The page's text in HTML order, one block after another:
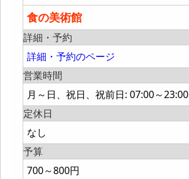
食の美術館
詳細・予約
詳細・予約のページ
営業時間
月～日、祝日、祝前日: 07:00～23:00
定休日
なし
予算
700～800円